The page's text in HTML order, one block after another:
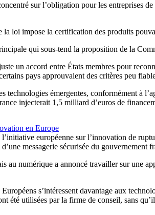
sur l’obligation pour les entreprises
loi impose la certification des produits
qui sous-tend la proposition de la
un accord entre États membres pour
pays approuvaient des critères peu
technologies émergentes, conformément à
injecterait 1,5 milliard d’euros de
en Europe
européenne sur l’innovation de
messagerie sécurisée du
au numérique a annoncé travailler sur une
s’intéressent davantage aux
été utilisées par la firme de conseil, sans